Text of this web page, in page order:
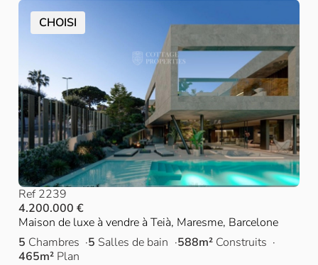
CHOISI
Ref 2239
4.200.000 €
Maison de luxe à vendre à Teià, Maresme, Barcelone
5 Chambres 5 Salles de bain 588m² Construits
465m² Plan